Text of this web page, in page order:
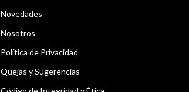
Novedades
Nosotros
Política de Privacidad
Quejas y Sugerencias